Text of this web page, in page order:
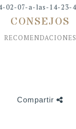
CONSEJOS
RECOMENDACIONES
Compartir